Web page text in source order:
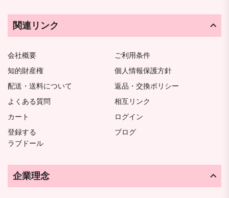
関連リンク
会社概要
ご利用条件
知的財産権
個人情報保護方針
配送・送料について
返品・交換ポリシー
よくある質問
相互リンク
カート
ログイン
登録する
ブログ
ラブドール
企業理念